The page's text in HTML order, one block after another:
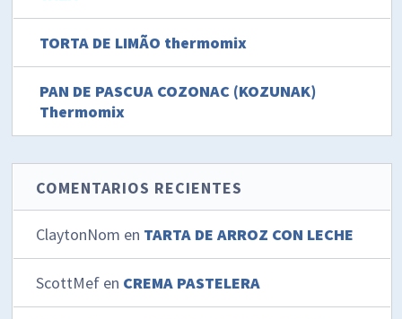
TORTA DE LIMÃO thermomix
PAN DE PASCUA COZONAC (KOZUNAK)
Thermomix
COMENTARIOS RECIENTES
ClaytonNom en TARTA DE ARROZ CON LECHE
ScottMef en CREMA PASTELERA